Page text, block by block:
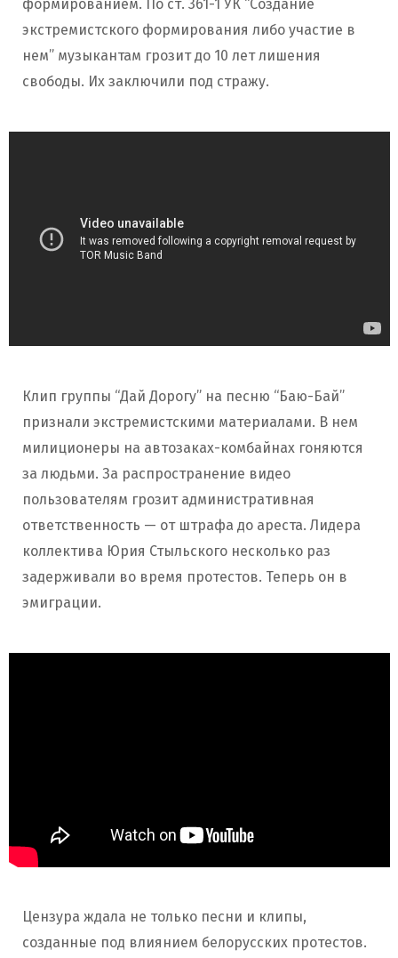
формированием. По ст. 361-1 УК “Создание
экстремистского формирования либо участие в
нем” музыкантам грозит до 10 лет лишения
свободы. Их заключили под стражу.
Клип группы “Дай Дорогу” на песню “Баю-Бай”
признали экстремистскими материалами. В нем
милиционеры на автозаках-комбайнах гоняются
за людьми. За распространение видео
пользователям грозит административная
ответственность — от штрафа до ареста. Лидера
коллектива Юрия Стыльского несколько раз
задерживали во время протестов. Теперь он в
эмиграции.
Цензура ждала не только песни и клипы,
созданные под влиянием белорусских протестов.